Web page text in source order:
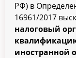
РФ) в
16961/2017
налоговый
иностранной